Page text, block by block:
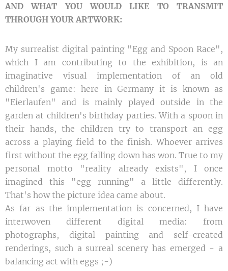
AND WHAT YOU WOULD LIKE TO TRANSMIT
THROUGH YOUR ARTWORK:
My surrealist digital painting "Egg and Spoon Race",
which I am contributing to the exhibition, is an
imaginative visual implementation of an old
children's game: here in Germany it is known as
"Eierlaufen" and is mainly played outside in the
garden at children's birthday parties. With a spoon in
their hands, the children try to transport an egg
across a playing field to the finish. Whoever arrives
first without the egg falling down has won. True to my
personal motto "reality already exists", I once
imagined this "egg running" a little differently.
That's how the picture idea came about.
As far as the implementation is concerned, I have
interwoven different digital media: from
photographs, digital painting and self-created
renderings, such a surreal scenery has emerged - a
balancing act with eggs ;-)